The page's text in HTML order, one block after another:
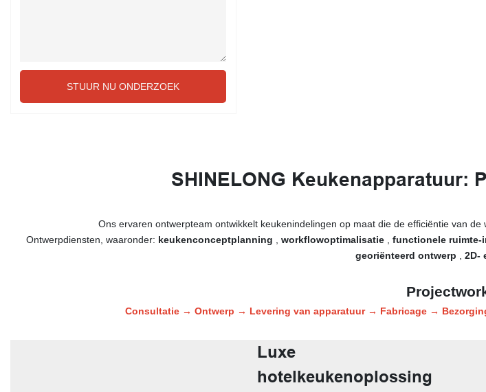
STUUR NU ONDERZOEK
SHINELONG Keukenapparatuur:
Ons ervaren ontwerpteam ontwikkelt keukenindelingen op maat die de efficiëntie van
Ontwerpdiensten, waaronder: keukenconceptplanning workflowoptimalisatie, functionele ruimte-
georiënteerd ontwerp
2D-
Consultatie → Ontwerp → Levering van apparatuur → Fabricage →
Luxe
hotelkeukenoplossing